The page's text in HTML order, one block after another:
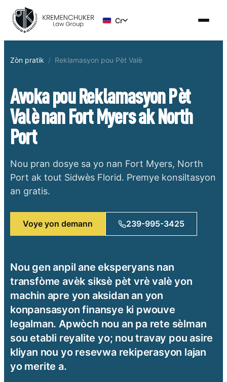
Cr
Zòn pratik / Reklamasyon pou Pèt Valè
Avoka pou Reklamasyon Pèt
Valè nan Fort Myers ak North
Port
Nou pran dosye sa yo nan Fort Myers, North
Port ak tout Sidwès Florid. Premye konsiltasyon
an gratis.
Voye yon demann 239-995-3425
Nou gen anpil ane eksperyans nan
transfòme avèk siksè pèt vrè valè yon
machin apre yon aksidan an yon
konpansasyon finansye ki pwouve
legalman. Apwòch nou an pa rete sèlman
sou etabli reyalite yo; nou travay pou asire
kliyan nou yo resevwa rekiperasyon lajan
yo merite a.